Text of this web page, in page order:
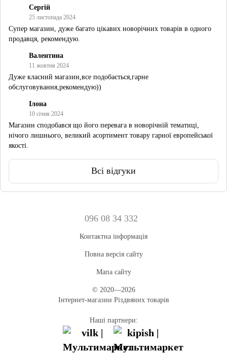
Сергій
25 листопада 2024
Супер магазин, дуже багато цікавих новорічних товарів в одного
продавця, рекомендую.
Валентина
11 жовтня 2024
Дуже класний магазин,все подобається,гарне
обслуговування,рекомендую))
Ілона
10 січня 2024
Магазин сподобався що його перевага в новорічній тематиці,
нічого лишнього, великий асортимент товару гарної европейської
якості.
Всі відгуки
096 08 34 332
Контактна інформація
Повна версія сайту
Мапа сайту
© 2020—2026
Інтернет-магазин Різдвяних товарів
Наші партнери: